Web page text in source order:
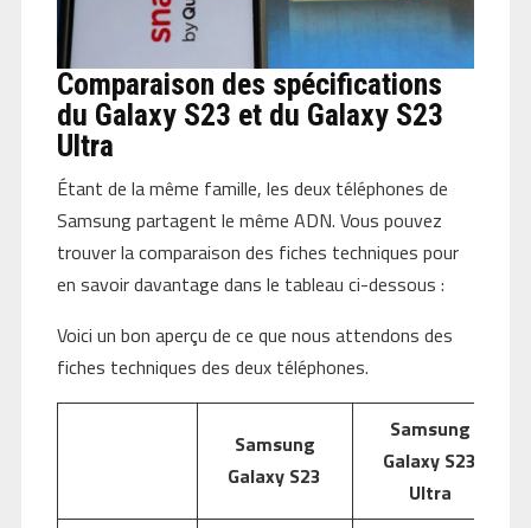
Comparaison des spécifications
du Galaxy S23 et du Galaxy S23
Ultra
Étant de la même famille, les deux téléphones de
Samsung partagent le même ADN. Vous pouvez
trouver la comparaison des fiches techniques pour
en savoir davantage dans le tableau ci-dessous :
Voici un bon aperçu de ce que nous attendons des
fiches techniques des deux téléphones.
Samsung
Galaxy S23
Samsung
Galaxy S23
Ultra